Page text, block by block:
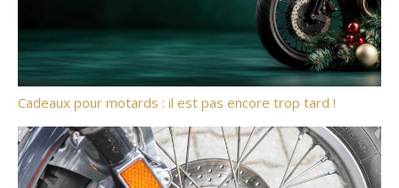
Cadeaux pour motards : il est pas encore trop tard !